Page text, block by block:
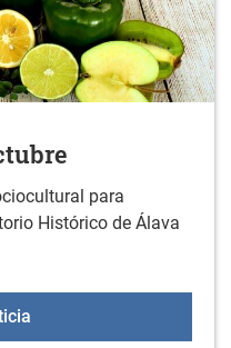
para
Histórico de Álava
Aulas +55 el 19 de